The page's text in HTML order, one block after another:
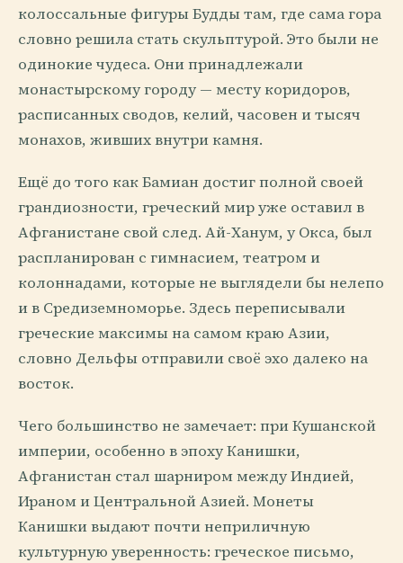
колоссальные фигуры Будды там, где сама гора
словно решила стать скульптурой. Это были не
одинокие чудеса. Они принадлежали
монастырскому городу — месту коридоров,
расписанных сводов, келий, часовен и тысяч
монахов, живших внутри камня.
Ещё до того как Бамиан достиг полной своей
грандиозности, греческий мир уже оставил в
Афганистане свой след. Ай-Ханум, у Окса, был
распланирован с гимнасием, театром и
колоннадами, которые не выглядели бы нелепо
и в Средиземноморье. Здесь переписывали
греческие максимы на самом краю Азии,
словно Дельфы отправили своё эхо далеко на
восток.
Чего большинство не замечает: при Кушанской
империи, особенно в эпоху Канишки,
Афганистан стал шарниром между Индией,
Ираном и Центральной Азией. Монеты
Канишки выдают почти неприличную
культурную уверенность: греческое письмо,